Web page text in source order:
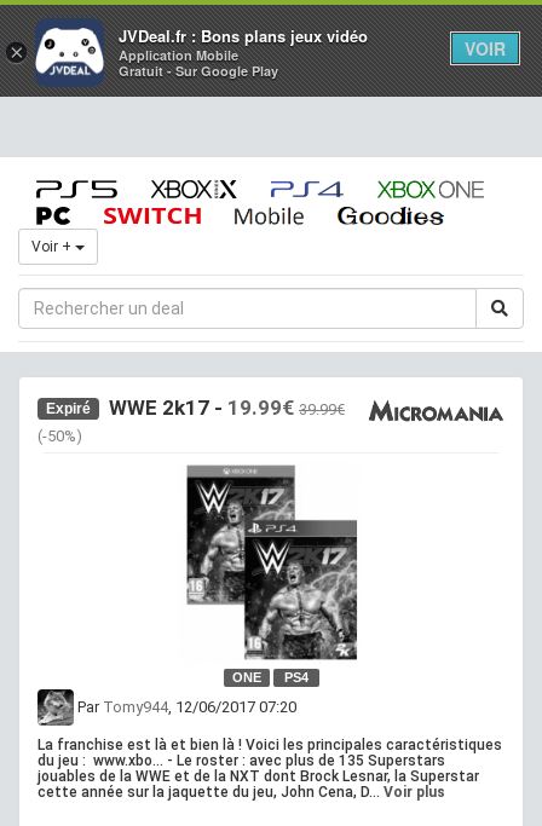
×
JVDeal.fr : Bons plans jeux vidéo
Application Mobile
Gratuit - Sur Google Play
VOIR
Voir +
Expiré WWE 2k17 - 19.99€ 39.99€
(-50%)
ONE PS4
Par Tomy944, 12/06/2017 07:20
La franchise est là et bien là ! Voici les principales caractéristiques
du jeu : www.xbo... - Le roster : avec plus de 135 Superstars
jouables de la WWE et de la NXT dont Brock Lesnar, la Superstar
cette année sur la jaquette du jeu, John Cena, D... Voir plus